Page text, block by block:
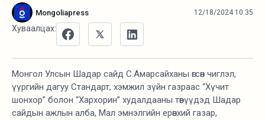
Mongoliapress 12/18/2024 10:35
Хуваалцах:
Монгол Улсын Шадар сайд С.Амарсайханы өгсөн чиглэл,
үүргийн дагуу Стандарт, хэмжил зүйн газраас “Хүчит
шонхор” болон “Хархорин” худалдааны төвүүдэд Шадар
сайдын ажлын алба, Мал эмнэлгийн ерөнхий газар,